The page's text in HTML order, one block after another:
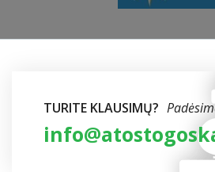
TURITE KLAUSIMŲ?